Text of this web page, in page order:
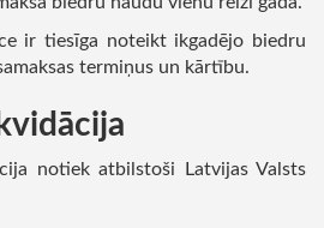
ir tiesīga noteikt ikgadējo biedru
termiņus un kārtību.
notiek atbilstoši Latvijas Valsts